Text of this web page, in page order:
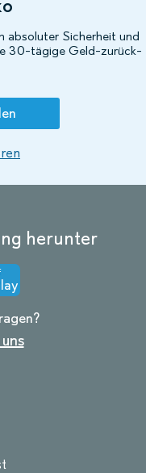
absoluter Sicherheit und
30-tägige Geld-zurück-
herunter